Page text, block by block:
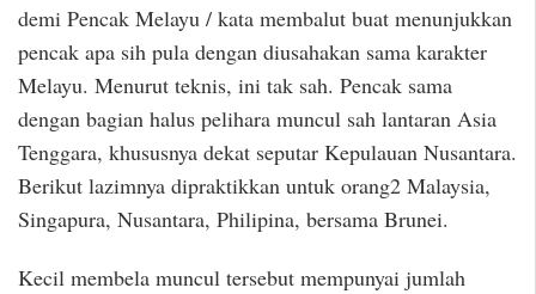
demi Pencak Melayu / kata membalut buat menunjukkan
pencak apa sih pula dengan diusahakan sama karakter
Melayu. Menurut teknis, ini tak sah. Pencak sama
dengan bagian halus pelihara muncul sah lantaran Asia
Tenggara, khususnya dekat seputar Kepulauan Nusantara.
Berikut lazimnya dipraktikkan untuk orang2 Malaysia,
Singapura, Nusantara, Philipina, bersama Brunei.
Kecil membela muncul tersebut mempunyai jumlah